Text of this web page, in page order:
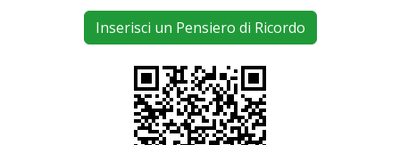
Inserisci un Pensiero di Ricordo